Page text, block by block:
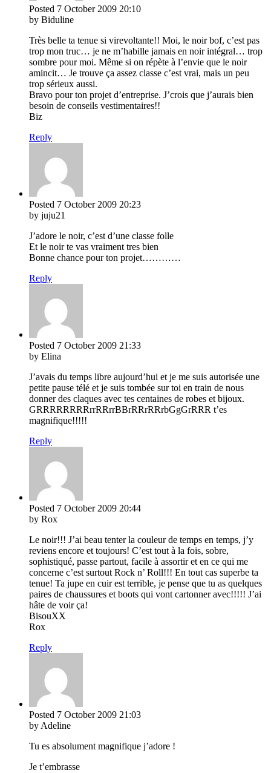
Posted 7 October 2009 20:10
by Biduline
Très belle ta tenue si virevoltante!! Moi, le noir bof, c’est pas
trop mon truc… je ne m’habille jamais en noir intégral… trop
sombre pour moi. Même si on répète à l’envie que le noir
amincit… Je trouve ça assez classe c’est vrai, mais un peu
trop sérieux aussi.
Bravo pour ton projet d’entreprise. J’crois que j’aurais bien
besoin de conseils vestimentaires!!
Biz
Reply
Posted 7 October 2009 20:23
by juju21
J’adore le noir, c’est d’une classe folle
Et le noir te vas vraiment tres bien
Bonne chance pour ton projet…………
Reply
Posted 7 October 2009 21:33
by Elina
J’avais du temps libre aujourd’hui et je me suis autorisée une
petite pause télé et je suis tombée sur toi en train de nous
donner des claques avec tes centaines de robes et bijoux.
GRRRRRRRRrrRRrrBBrRRrRRrbGgGrRRR t’es
magnifique!!!!!
Reply
Posted 7 October 2009 20:44
by Rox
Le noir!!! J’ai beau tenter la couleur de temps en temps, j’y
reviens encore et toujours! C’est tout à la fois, sobre,
sophistiqué, passe partout, facile à assortir et en ce qui me
concerne c’est surtout Rock n’ Roll!!! En tout cas superbe ta
tenue! Ta jupe en cuir est terrible, je pense que tu as quelques
paires de chaussures et boots qui vont cartonner avec!!!!! J’ai
hâte de voir ça!
BisouXX
Rox
Reply
Posted 7 October 2009 21:03
by Adeline
Tu es absolument magnifique j’adore !
Je t’embrasse